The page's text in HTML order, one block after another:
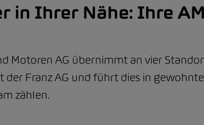
in Ihrer Nähe: Ihre
Motoren AG übernimmt an vier
der Franz AG und führt dies in
zählen.